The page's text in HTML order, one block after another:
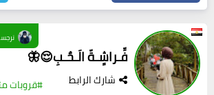
فِّـراشٍـةّ الَـحٌـبِ😌🦋
شارك الرابط #قروبات